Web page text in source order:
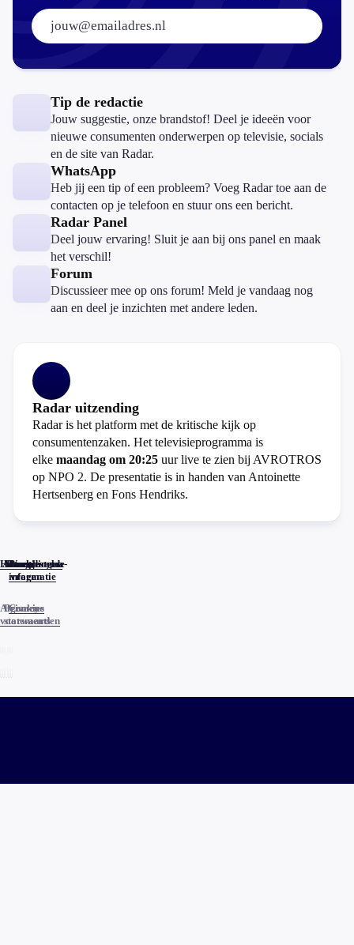
E-mailadres:
Tip de redactie
Jouw suggestie, onze brandstof! Deel je ideeën voor
nieuwe consumenten onderwerpen op televisie, socials
en de site van Radar.
WhatsApp
Heb jij een tip of een probleem? Voeg Radar toe aan de
contacten op je telefoon en stuur ons een bericht.
Radar Panel
Deel jouw ervaring! Sluit je aan bij ons panel en maak
het verschil!
Forum
Discussieer mee op ons forum! Meld je vandaag nog
aan en deel je inzichten met andere leden.
Radar uitzending
Radar is het platform met de kritische kijk op
consumentenzaken. Het televisieprogramma is
elke maandag om 20:25 uur live te zien bij AVROTROS
op NPO 2. De presentatie is in handen van Antoinette
Hertsenberg en Fons Hendriks.
Home
Actueel
Uitzendingen
Reacties
Programma-
informatie
Veelgestelde
vragen
Algemene
voorwaarden
Privacy
statements
Cookies